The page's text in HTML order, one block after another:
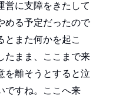
営に支障をきたして
める予定だったので
とまた何かを起こ
たまま、ここまで来
を離そうとすると泣
ですね。ここへ来